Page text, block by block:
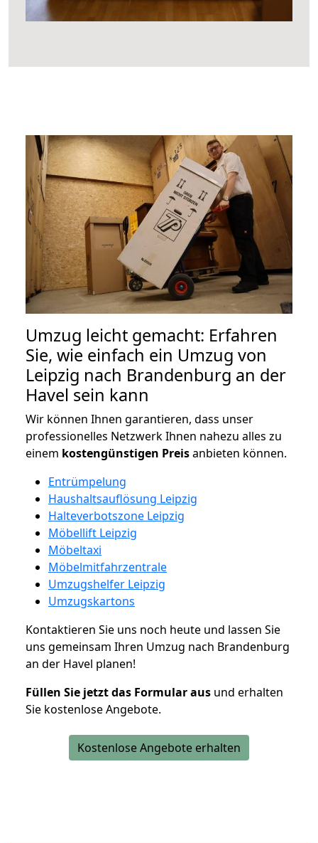
Umzug leicht gemacht: Erfahren
Sie, wie einfach ein Umzug von
Leipzig nach Brandenburg an der
Havel sein kann
Wir können Ihnen garantieren, dass unser
professionelles Netzwerk Ihnen nahezu alles zu
einem kostengünstigen Preisanbieten können.
Entrümpelung
Haushaltsauflösung Leipzig
Halteverbotszone Leipzig
Möbellift Leipzig
Möbeltaxi
Möbelmitfahrzentrale
Umzugshelfer Leipzig
Umzugskartons
Kontaktieren Sie uns noch heute und lassen Sie
uns gemeinsam Ihren Umzug nach Brandenburg
an der Havel planen!
Füllen Sie jetzt das Formular aus und erhalten
Sie kostenlose Angebote.
Kostenlose Angebote erhalten